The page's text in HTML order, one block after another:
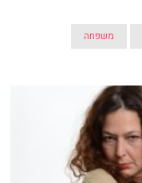
משפחה